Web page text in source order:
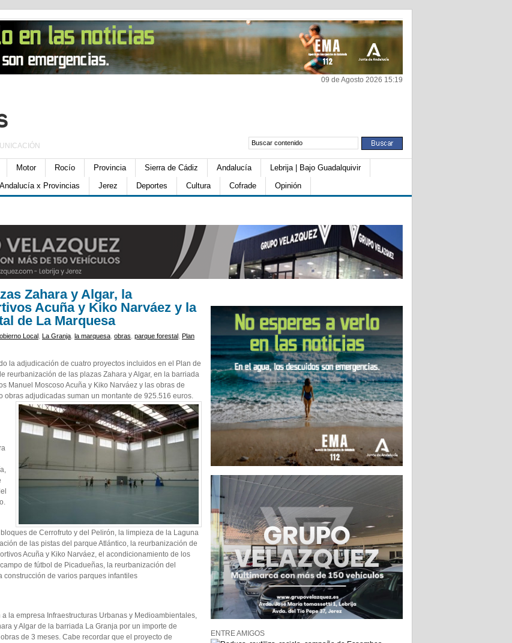
09 de Agosto 2026 15:19
Motor Rocío Provincia Sierra de Cádiz Andalucía
Lebrija | Bajo Guadalquivir
Andalucía x Provincias Jerez Deportes Cultura Cofrade Opinión
Zahara y Algar, la
Acuña y Kiko Narváez y la
de La Marquesa
Local La Granja la marquesa obras parque forestal Plan
la adjudicación de cuatro proyectos incluidos en el Plan de
reurbanización de las plazas Zahara y Algar, en la barriada
Manuel Moscoso Acuña y Kiko Narváez y las obras de
adjudicadas suman un montante de 925.516 euros.
de Cerrofruto y del Pelirón, la limpieza de la Laguna
de las pistas del parque Atlántico, la reurbanización de
Acuña y Kiko Narváez, el acondicionamiento de los
de fútbol de Picadueñas, la reurbanización del
construcción de varios parques infantiles
la empresa Infraestructuras Urbanas y Medioambientales,
y Algar de la barriada La Granja por un importe de
de 3 meses. Cabe recordar que el proyecto de
ENTRE AMIGOS